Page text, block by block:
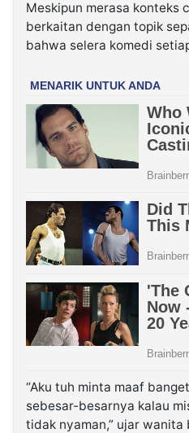
Meskipun merasa konteks
berkaitan dengan topik
bahwa selera komedi
“Aku tuh minta maaf
sebesar-besarnya kalau
tidak nyaman,” ujar wanita